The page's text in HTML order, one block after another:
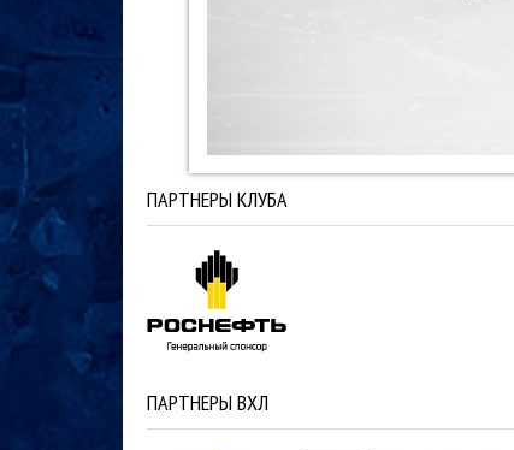
ПАРТНЕРЫ КЛУБА
ПАРТНЕРЫ ВХЛ